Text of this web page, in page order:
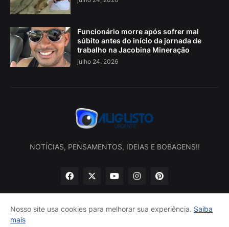
Funcionário morre após sofrer mal
súbito antes do início da jornada de
trabalho na Jacobina Mineração
julho 24, 2026
NOTÍCIAS, PENSAMENTOS, IDEIAS E BOBAGENS!!
Nosso site usa cookies para melhorar sua experiência. Saiba
mais